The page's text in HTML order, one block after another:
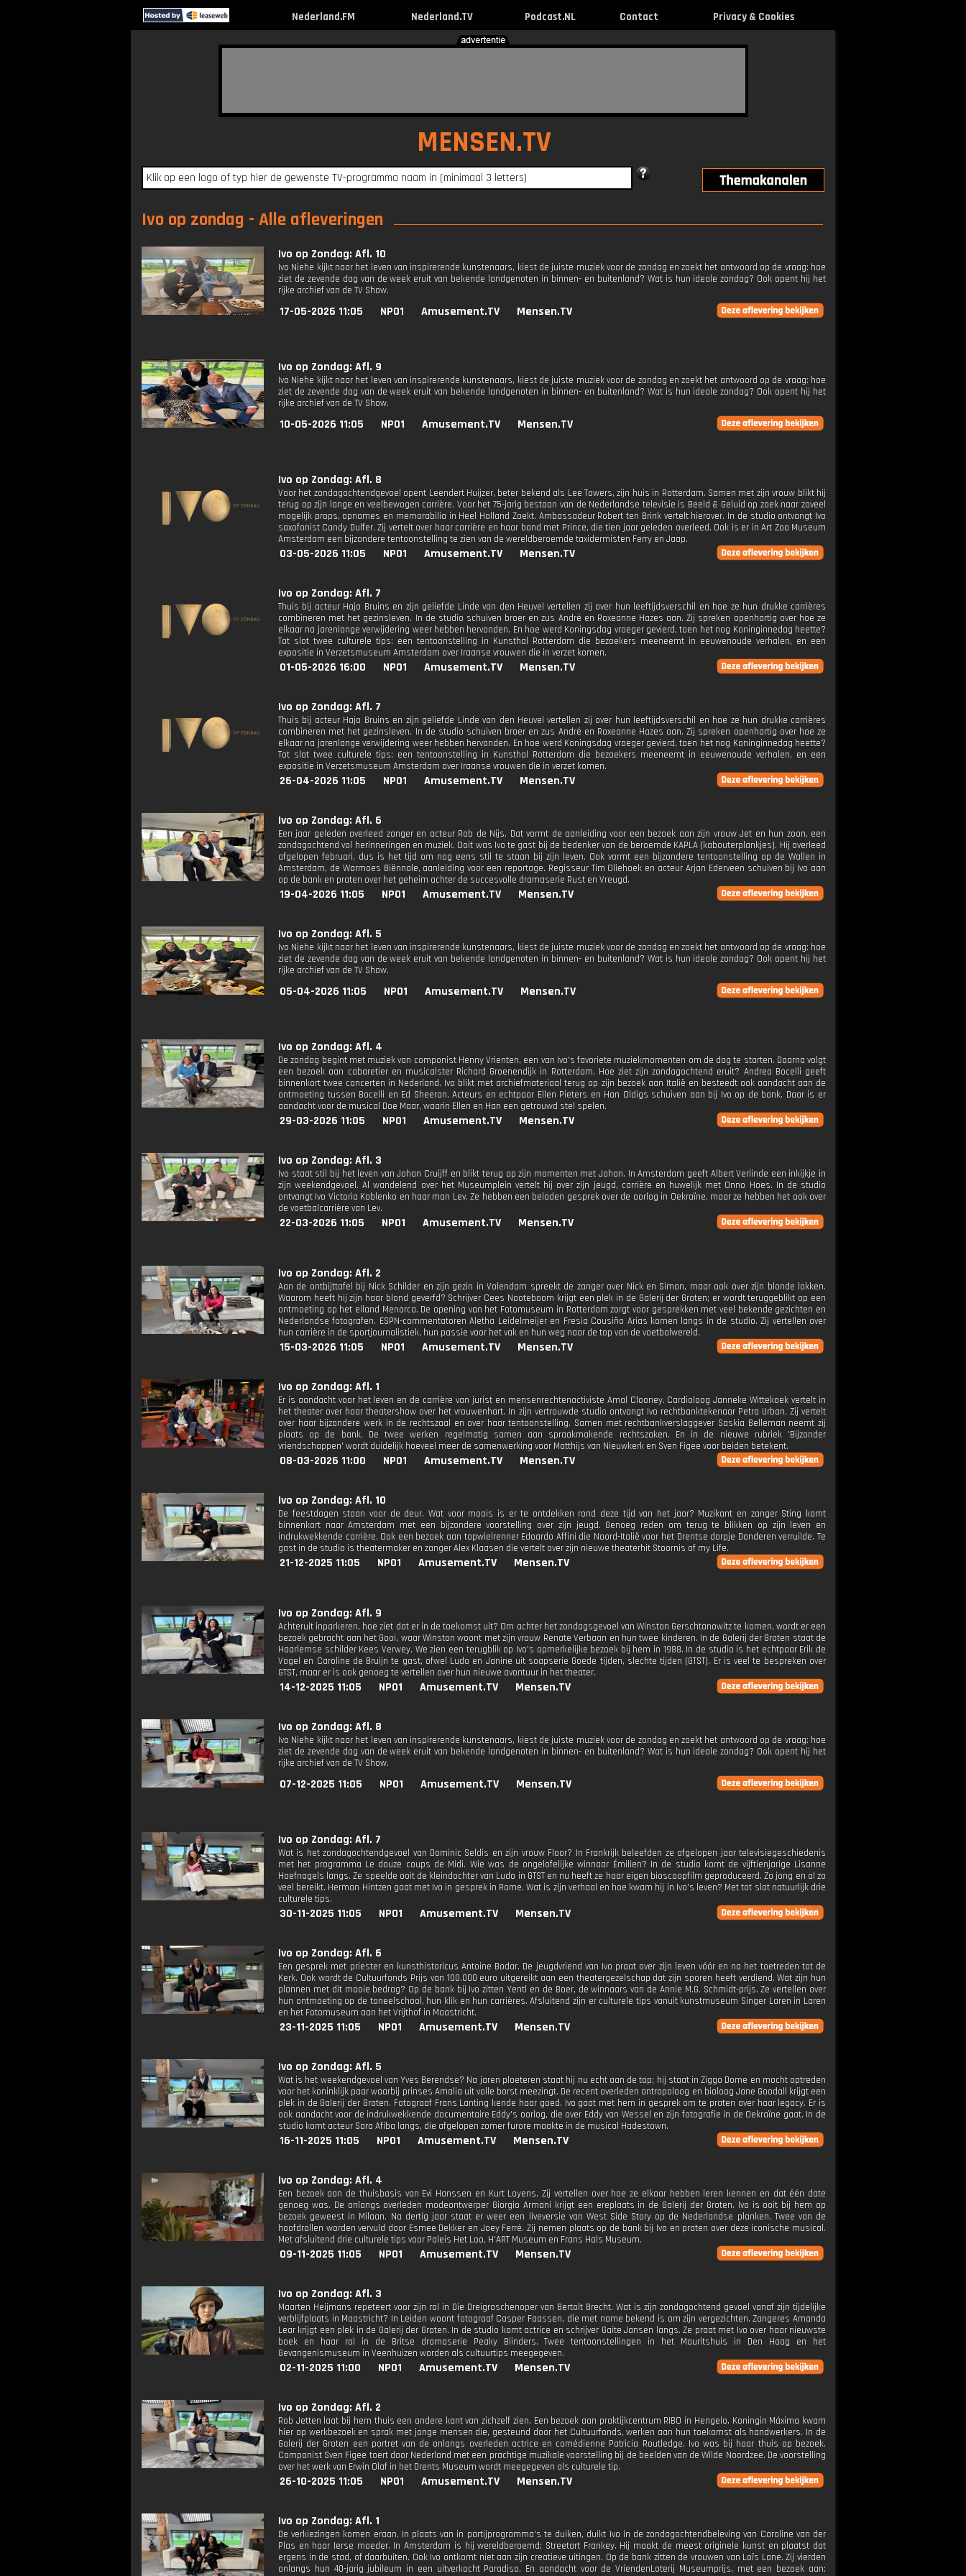
Nederland.FM Nederland.TV Podcast.NL Contact Privacy & Cookies
MENSEN.TV
Ivo op zondag - Alle afleveringen
Ivo op Zondag: Afl. 10
Ivo Niehe kijkt naar het leven van inspirerende kunstenaars, kiest de juiste muziek voor de zondag en zoekt het antwoord op de vraag: hoe
ziet de zevende dag van de week eruit van bekende landgenoten in binnen- en buitenland? Wat is hun ideale zondag? Ook opent hij het
rijke archief van de TV Show.
17-05-2026 11:05 NPO1 Amusement.TV Mensen.TV
Ivo op Zondag: Afl. 9
Ivo Niehe kijkt naar het leven van inspirerende kunstenaars, kiest de juiste muziek voor de zondag en zoekt het antwoord op de vraag: hoe
ziet de zevende dag van de week eruit van bekende landgenoten in binnen- en buitenland? Wat is hun ideale zondag? Ook opent hij het
rijke archief van de TV Show.
10-05-2026 11:05 NPO1 Amusement.TV Mensen.TV
Ivo op Zondag: Afl. 8
Voor het zondagochtendgevoel opent Leendert Huijzer, beter bekend als Lee Towers, zijn huis in Rotterdam. Samen met zijn vrouw blikt hij
terug op zijn lange en veelbewogen carrière. Voor het 75-jarig bestaan van de Nederlandse televisie is Beeld & Geluid op zoek naar zoveel
mogelijk props, opnames en memorabilia in Heel Holland Zoekt. Ambassadeur Robert ten Brink vertelt hierover. In de studio ontvangt Ivo
saxofonist Candy Dulfer. Zij vertelt over haar carrière en haar band met Prince, die tien jaar geleden overleed. Ook is er in Art Zoo Museum
Amsterdam een bijzondere tentoonstelling te zien van de wereldberoemde taxidermisten Ferry en Jaap.
03-05-2026 11:05 NPO1 Amusement.TV Mensen.TV
Ivo op Zondag: Afl. 7
Thuis bij acteur Hajo Bruins en zijn geliefde Linde van den Heuvel vertellen zij over hun leeftijdsverschil en hoe ze hun drukke carrières
combineren met het gezinsleven. In de studio schuiven broer en zus André en Roxeanne Hazes aan. Zij spreken openhartig over hoe ze
elkaar na jarenlange verwijdering weer hebben hervonden. En hoe werd Koningsdag vroeger gevierd, toen het nog Koninginnedag heette?
Tot slot twee culturele tips: een tentoonstelling in Kunsthal Rotterdam die bezoekers meeneemt in eeuwenoude verhalen, en een
expositie in Verzetsmuseum Amsterdam over Iraanse vrouwen die in verzet komen.
01-05-2026 16:00 NPO1 Amusement.TV Mensen.TV
Ivo op Zondag: Afl. 7
Thuis bij acteur Hajo Bruins en zijn geliefde Linde van den Heuvel vertellen zij over hun leeftijdsverschil en hoe ze hun drukke carrières
combineren met het gezinsleven. In de studio schuiven broer en zus André en Roxeanne Hazes aan. Zij spreken openhartig over hoe ze
elkaar na jarenlange verwijdering weer hebben hervonden. En hoe werd Koningsdag vroeger gevierd, toen het nog Koninginnedag heette?
Tot slot twee culturele tips: een tentoonstelling in Kunsthal Rotterdam die bezoekers meeneemt in eeuwenoude verhalen, en een
expositie in Verzetsmuseum Amsterdam over Iraanse vrouwen die in verzet komen.
26-04-2026 11:05 NPO1 Amusement.TV Mensen.TV
Ivo op Zondag: Afl. 6
Een jaar geleden overleed zanger en acteur Rob de Nijs. Dat vormt de aanleiding voor een bezoek aan zijn vrouw Jet en hun zoon, een
zondagochtend vol herinneringen en muziek. Ooit was Ivo te gast bij de bedenker van de beroemde KAPLA (kabouterplankjes). Hij overleed
afgelopen februari, dus is het tijd om nog eens stil te staan bij zijn leven. Ook vormt een bijzondere tentoonstelling op de Wallen in
Amsterdam, de Warmoes Biënnale, aanleiding voor een reportage. Regisseur Tim Oliehoek en acteur Arjan Ederveen schuiven bij Ivo aan
op de bank en praten over het geheim achter de succesvolle dramaserie Rust en Vreugd.
19-04-2026 11:05 NPO1 Amusement.TV Mensen.TV
Ivo op Zondag: Afl. 5
Ivo Niehe kijkt naar het leven van inspirerende kunstenaars, kiest de juiste muziek voor de zondag en zoekt het antwoord op de vraag: hoe
ziet de zevende dag van de week eruit van bekende landgenoten in binnen- en buitenland? Wat is hun ideale zondag? Ook opent hij het
rijke archief van de TV Show.
05-04-2026 11:05 NPO1 Amusement.TV Mensen.TV
Ivo op Zondag: Afl. 4
De zondag begint met muziek van componist Henny Vrienten, een van Ivo's favoriete muziekmomenten om de dag te starten. Daarna volgt
een bezoek aan cabaretier en musicalster Richard Groenendijk in Rotterdam. Hoe ziet zijn zondagochtend eruit? Andrea Bocelli geeft
binnenkort twee concerten in Nederland. Ivo blikt met archiefmateriaal terug op zijn bezoek aan Italië en besteedt ook aandacht aan de
ontmoeting tussen Bocelli en Ed Sheeran. Acteurs en echtpaar Ellen Pieters en Han Oldigs schuiven aan bij Ivo op de bank. Daar is er
aandacht voor de musical Doe Maar, waarin Ellen en Han een getrouwd stel spelen.
29-03-2026 11:05 NPO1 Amusement.TV Mensen.TV
Ivo op Zondag: Afl. 3
Ivo staat stil bij het leven van Johan Cruijff en blikt terug op zijn momenten met Johan. In Amsterdam geeft Albert Verlinde een inkijkje in
zijn weekendgevoel. Al wandelend over het Museumplein vertelt hij over zijn jeugd, carrière en huwelijk met Onno Hoes. In de studio
ontvangt Ivo Victoria Koblenko en haar man Lev. Ze hebben een beladen gesprek over de oorlog in Oekraïne, maar ze hebben het ook over
de voetbalcarrière van Lev.
22-03-2026 11:05 NPO1 Amusement.TV Mensen.TV
Ivo op Zondag: Afl. 2
Aan de ontbijttafel bij Nick Schilder en zijn gezin in Volendam spreekt de zanger over Nick en Simon, maar ook over zijn blonde lokken.
Waarom heeft hij zijn haar blond geverfd? Schrijver Cees Nooteboom krijgt een plek in de Galerij der Groten; er wordt teruggeblikt op een
ontmoeting op het eiland Menorca. De opening van het Fotomuseum in Rotterdam zorgt voor gesprekken met veel bekende gezichten en
Nederlandse fotografen. ESPN-commentatoren Aletha Leidelmeijer en Fresia Cousiño Arias komen langs in de studio. Zij vertellen over
hun carrière in de sportjournalistiek, hun passie voor het vak en hun weg naar de top van de voetbalwereld.
15-03-2026 11:05 NPO1 Amusement.TV Mensen.TV
Ivo op Zondag: Afl. 1
Er is aandacht voor het leven en de carrière van jurist en mensenrechtenactiviste Amal Clooney. Cardioloog Janneke Wittekoek vertelt in
het theater over haar theatershow over het vrouwenhart. In zijn vertrouwde studio ontvangt Ivo rechtbanktekenaar Petra Urban. Zij vertelt
over haar bijzondere werk in de rechtszaal en over haar tentoonstelling. Samen met rechtbankverslaggever Saskia Belleman neemt zij
plaats op de bank. De twee werken regelmatig samen aan spraakmakende rechtszaken. En in de nieuwe rubriek 'Bijzonder
vriendschappen' wordt duidelijk hoeveel meer de samenwerking voor Matthijs van Nieuwkerk en Sven Figee voor beiden betekent.
08-03-2026 11:00 NPO1 Amusement.TV Mensen.TV
Ivo op Zondag: Afl. 10
De feestdagen staan voor de deur. Wat voor moois is er te ontdekken rond deze tijd van het jaar? Muzikant en zanger Sting komt
binnenkort naar Amsterdam met een bijzondere voorstelling over zijn jeugd. Genoeg reden om terug te blikken op zijn leven en
indrukwekkende carrière. Ook een bezoek aan topwielrenner Edoardo Affini die Noord-Italië voor het Drentse dorpje Donderen verruilde. Te
gast in de studio is theatermaker en zanger Alex Klaasen die vertelt over zijn nieuwe theaterhit Stoornis of my Life.
21-12-2025 11:05 NPO1 Amusement.TV Mensen.TV
Ivo op Zondag: Afl. 9
Achteruit inparkeren, hoe ziet dat er in de toekomst uit? Om achter het zondagsgevoel van Winston Gerschtanowitz te komen, wordt er een
bezoek gebracht aan het Gooi, waar Winston woont met zijn vrouw Renate Verbaan en hun twee kinderen. In de Galerij der Groten staat de
Haarlemse schilder Kees Verwey. We zien een terugblik op Ivo's opmerkelijke bezoek bij hem in 1988. In de studio is het echtpaar Erik de
Vogel en Caroline de Bruijn te gast, ofwel Ludo en Janine uit soapserie Goede tijden, slechte tijden (GTST). Er is veel te bespreken over
GTST, maar er is ook genoeg te vertellen over hun nieuwe avontuur in het theater.
14-12-2025 11:05 NPO1 Amusement.TV Mensen.TV
Ivo op Zondag: Afl. 8
Ivo Niehe kijkt naar het leven van inspirerende kunstenaars, kiest de juiste muziek voor de zondag en zoekt het antwoord op de vraag: hoe
ziet de zevende dag van de week eruit van bekende landgenoten in binnen- en buitenland? Wat is hun ideale zondag? Ook opent hij het
rijke archief van de TV Show.
07-12-2025 11:05 NPO1 Amusement.TV Mensen.TV
Ivo op Zondag: Afl. 7
Wat is het zondagochtendgevoel van Dominic Seldis en zijn vrouw Floor? In Frankrijk beleefden ze afgelopen jaar televisiegeschiedenis
met het programma Le douze coups de Midi. Wie was de ongelofelijke winnaar Émilien? In de studio komt de vijftienjarige Lisanne
Hoefnagels langs. Ze speelde ooit de kleindochter van Ludo in GTST en nu heeft ze haar eigen bioscoopfilm geproduceerd. Zo jong en al zo
veel bereikt. Herman Hintzen gaat met Ivo in gesprek in Rome. Wat is zijn verhaal en hoe kwam hij in Ivo's leven? Met tot slot natuurlijk drie
culturele tips.
30-11-2025 11:05 NPO1 Amusement.TV Mensen.TV
Ivo op Zondag: Afl. 6
Een gesprek met priester en kunsthistoricus Antoine Bodar. De jeugdvriend van Ivo praat over zijn leven vóór en na het toetreden tot de
Kerk. Ook wordt de Cultuurfonds Prijs van 100.000 euro uitgereikt aan een theatergezelschap dat zijn sporen heeft verdiend. Wat zijn hun
plannen met dit mooie bedrag? Op de bank bij Ivo zitten Yentl en de Boer, de winnaars van de Annie M.G. Schmidt-prijs. Ze vertellen over
hun ontmoeting op de toneelschool, hun klik en hun carrières. Afsluitend zijn er culturele tips vanuit kunstmuseum Singer Laren in Laren
en het Fotomuseum aan het Vrijthof in Maastricht.
23-11-2025 11:05 NPO1 Amusement.TV Mensen.TV
Ivo op Zondag: Afl. 5
Wat is het weekendgevoel van Yves Berendse? Na jaren ploeteren staat hij nu echt aan de top; hij staat in Ziggo Dome en mocht optreden
voor het koninklijk paar waarbij prinses Amalia uit volle borst meezingt. De recent overleden antropoloog en bioloog Jane Goodall krijgt een
plek in de Galerij der Groten. Fotograaf Frans Lanting kende haar goed. Ivo gaat met hem in gesprek om te praten over haar legacy. Er is
ook aandacht voor de indrukwekkende documentaire Eddy's oorlog, die over Eddy van Wessel en zijn fotografie in de Oekraïne gaat. In de
studio komt acteur Sara Afiba langs, die afgelopen zomer furore maakte in de musical Hadestown.
16-11-2025 11:05 NPO1 Amusement.TV Mensen.TV
Ivo op Zondag: Afl. 4
Een bezoek aan de thuisbasis van Evi Hanssen en Kurt Loyens. Zij vertellen over hoe ze elkaar hebben leren kennen en dat één date
genoeg was. De onlangs overleden modeontwerper Giorgio Armani krijgt een ereplaats in de Galerij der Groten. Ivo is ooit bij hem op
bezoek geweest in Milaan. Na dertig jaar staat er weer een liveversie van West Side Story op de Nederlandse planken. Twee van de
hoofdrollen worden vervuld door Esmee Dekker en Joey Ferré. Zij nemen plaats op de bank bij Ivo en praten over deze iconische musical.
Met afsluitend drie culturele tips voor Paleis Het Loo, H'ART Museum en Frans Hals Museum.
09-11-2025 11:05 NPO1 Amusement.TV Mensen.TV
Ivo op Zondag: Afl. 3
Maarten Heijmans repeteert voor zijn rol in Die Dreigroschenoper van Bertolt Brecht. Wat is zijn zondagochtend gevoel vanaf zijn tijdelijke
verblijfplaats in Maastricht? In Leiden woont fotograaf Casper Faassen, die met name bekend is om zijn vergezichten. Zangeres Amanda
Lear krijgt een plek in de Galerij der Groten. In de studio komt actrice en schrijver Gaite Jansen langs. Ze praat met Ivo over haar nieuwste
boek en haar rol in de Britse dramaserie Peaky Blinders. Twee tentoonstellingen in het Mauritshuis in Den Haag en het
Gevangenismuseum in Veenhuizen worden als cultuurtips meegegeven.
02-11-2025 11:00 NPO1 Amusement.TV Mensen.TV
Ivo op Zondag: Afl. 2
Rob Jetten laat bij hem thuis een andere kant van zichzelf zien. Een bezoek aan praktijkcentrum RIBO in Hengelo. Koningin Máxima kwam
hier op werkbezoek en sprak met jonge mensen die, gesteund door het Cultuurfonds, werken aan hun toekomst als handwerkers. In de
Galerij der Groten een portret van de onlangs overleden actrice en comédienne Patricia Routledge. Ivo was bij haar thuis op bezoek.
Componist Sven Figee toert door Nederland met een prachtige muzikale voorstelling bij de beelden van de Wilde Noordzee. De voorstelling
over het werk van Erwin Olaf in het Drents Museum wordt meegegeven als culturele tip.
26-10-2025 11:05 NPO1 Amusement.TV Mensen.TV
Ivo op Zondag: Afl. 1
De verkiezingen komen eraan. In plaats van in partijprogramma's te duiken, duikt Ivo in de zondagochtendbeleving van Caroline van der
Plas en haar Ierse moeder. In Amsterdam is hij wereldberoemd; Streetart Frankey. Hij maakt de meest originele kunst en plaatst dat
ergens in de stad, of daarbuiten. Ook Ivo ontkomt niet aan zijn creatieve uitingen. Op de bank zitten de vrouwen van Loïs Lane. Zij vierden
onlangs hun 40-jarig jubileum in een uitverkocht Paradiso. En aandacht voor de VriendenLoterij Museumprijs, met een bezoek aan: